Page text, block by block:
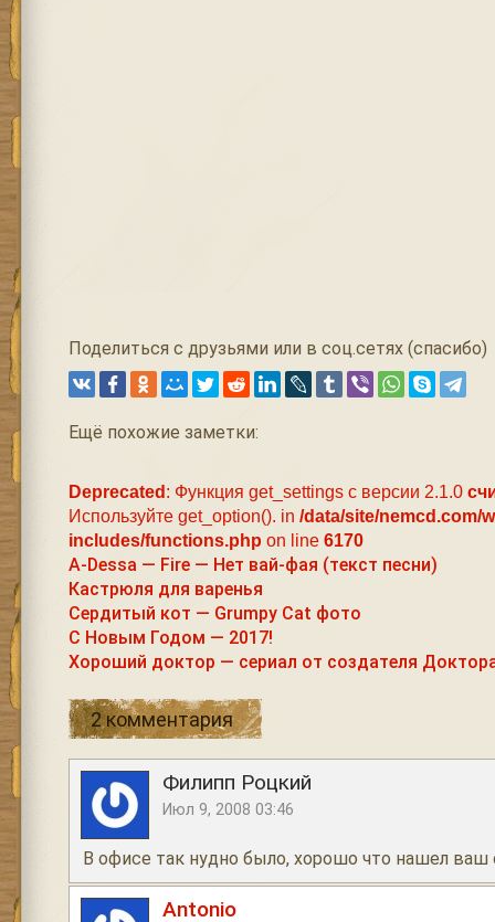
Поделиться с друзьями или в соц.сетях (спасибо)
Ещё похожие заметки:
Deprecated : Функция get_settings с версии 2.1.0
Используйте get_option(). in /data/site/nemcd.com/
includes/functions.php on line 6170
A-Dessa — Fire — Нет вай-фая (текст песни)
Кастрюля для варенья
Сердитый кот — Grumpy Cat фото
С Новым Годом — 2017!
Хороший доктор — сериал от создателя
2 комментария
Филипп Роцкий
Июл 9, 2008 03:46
В офисе так нудно было, хорошо что нашел ваш
Antonio